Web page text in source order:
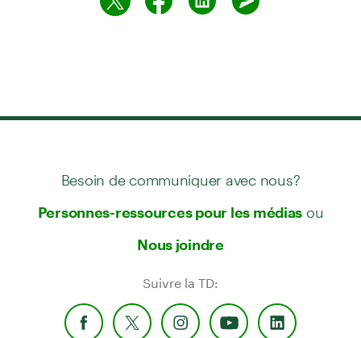
Besoin de communiquer avec nous?
Personnes-ressources pour les médias ou
Nous joindre
Suivre la TD: